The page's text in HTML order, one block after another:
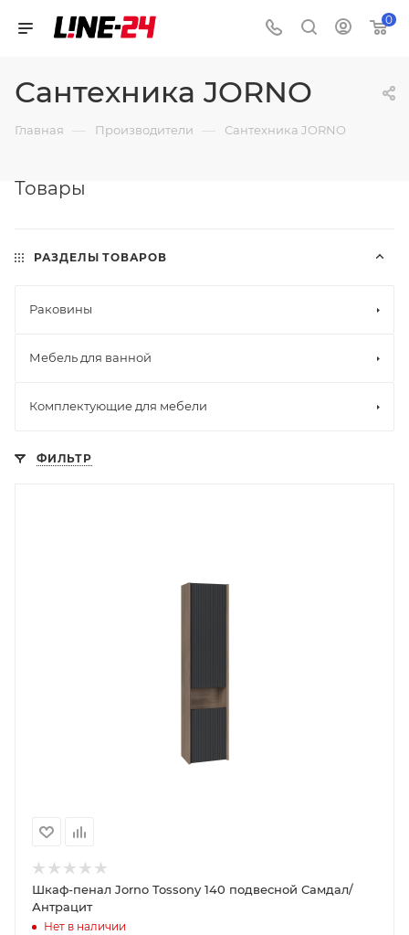
0
Сантехника JORNO
Главная — Производители — Сантехника JORNO
Товары
РАЗДЕЛЫ ТОВАРОВ
Раковины
Мебель для ванной
Комплектующие для мебели
ФИЛЬТР
Шкаф-пенал Jorno Tossony 140 подвесной Самдал/
Антрацит
Нет в наличии